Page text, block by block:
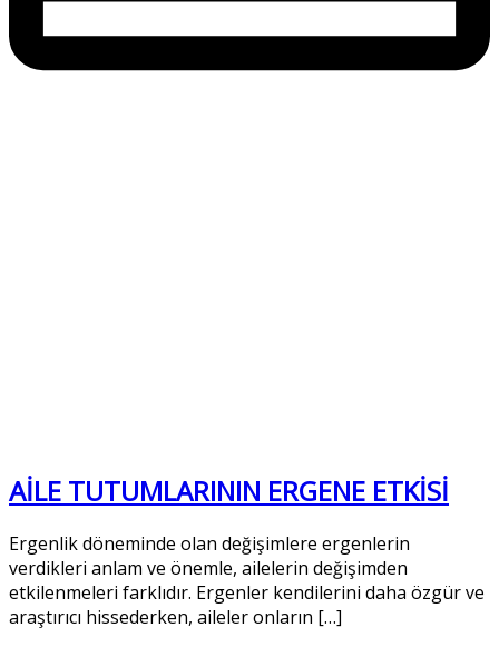
AİLE TUTUMLARININ ERGENE ETKİSİ
Ergenlik döneminde olan değişimlere ergenlerin
verdikleri anlam ve önemle, ailelerin değişimden
etkilenmeleri farklıdır. Ergenler kendilerini daha özgür ve
araştırıcı hissederken, aileler onların […]